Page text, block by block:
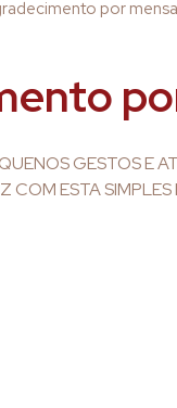
por
GESTOS E
COM ESTA SIMPLES